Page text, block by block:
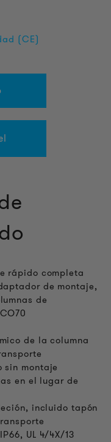
(CE)
rápido completa
de montaje,
de
de la columna
sin montaje
en el lugar de
incluido tapón
UL 4/4X/13